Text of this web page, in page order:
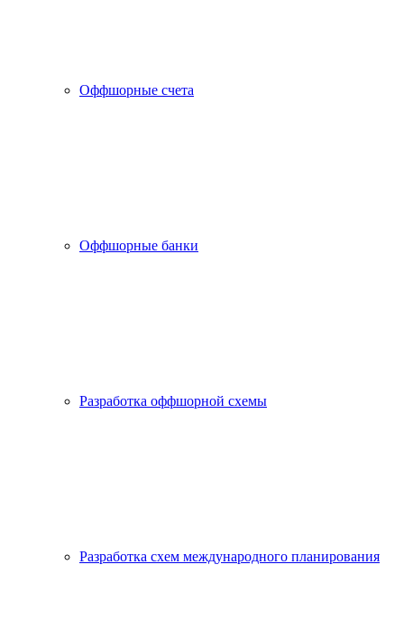
Оффшорные счета
Оффшорные банки
Разработка оффшорной схемы
Разработка схем международного планирования